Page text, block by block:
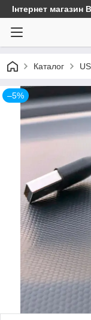
Інтернет магазин
Каталог
–5%